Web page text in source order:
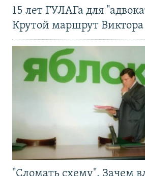
15 лет ГУЛАГа для
Крутой маршрут Виктора